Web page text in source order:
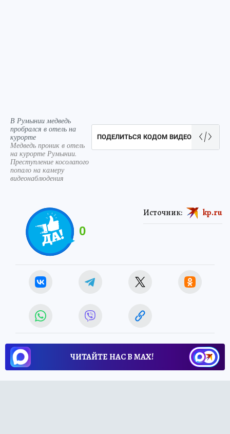
В Румынии медведь
пробрался в отель на
курорте
Медведь проник в отель
на курорте Румынии.
Преступление косолапого
попало на камеру
видеонаблюдения
ПОДЕЛИТЬСЯ КОДОМ ВИДЕО
0
Источник: kp.ru
ЧИТАЙТЕ НАС В МАХ!